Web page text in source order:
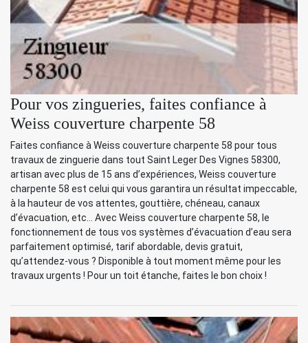
Pour vos zingueries, faites confiance à
Weiss couverture charpente 58
Faites confiance à Weiss couverture charpente 58 pour tous
travaux de zinguerie dans tout Saint Leger Des Vignes 58300,
artisan avec plus de 15 ans d’expériences, Weiss couverture
charpente 58 est celui qui vous garantira un résultat impeccable,
à la hauteur de vos attentes, gouttière, chéneau, canaux
d’évacuation, etc… Avec Weiss couverture charpente 58, le
fonctionnement de tous vos systèmes d’évacuation d’eau sera
parfaitement optimisé, tarif abordable, devis gratuit,
qu’attendez-vous ? Disponible à tout moment même pour les
travaux urgents ! Pour un toit étanche, faites le bon choix !